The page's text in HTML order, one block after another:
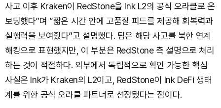
사고 이후 Kraken이 RedStone을 Ink L2의 공식 오라클로 온
보딩했다”며 “짧은 시간 안에 고품질 피드를 제공해 회복력과
실행력을 보여줬다”고 설명했다. 팀은 해당 사고를 북한 연계
해킹으로 표현했지만, 이 부분은 RedStone 측 설명으로 처리
하는 것이 적절하다. 외부에서 독립적으로 확인 가능한 핵심
사실은 Ink가 Kraken의 L2이고, RedStone이 Ink DeFi 생태
계를 위한 공식 오라클 파트너로 선정됐다는 점이다.